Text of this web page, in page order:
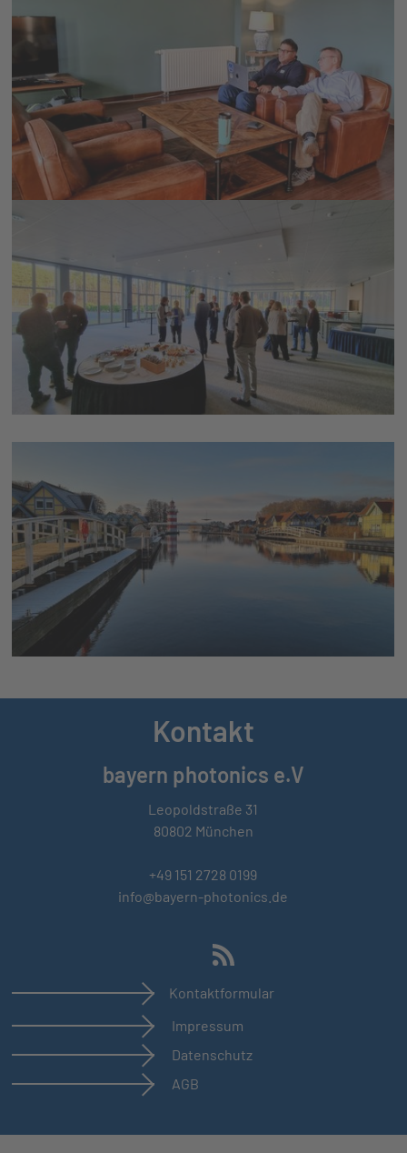
Kontakt
bayern photonics e.V
Leopoldstraße 31
80802 München
+49 151 2728 0199
info@bayern-photonics.de
Kontaktformular
Impressum
Datenschutz
AGB